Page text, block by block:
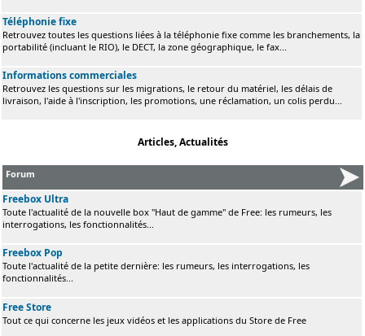
Téléphonie fixe
Retrouvez toutes les questions liées à la téléphonie fixe comme les branchements, la
portabilité (incluant le RIO), le DECT, la zone géographique, le fax...
Informations commerciales
Retrouvez les questions sur les migrations, le retour du matériel, les délais de
livraison, l'aide à l'inscription, les promotions, une réclamation, un colis perdu...
Articles, Actualités
Forum
Freebox Ultra
Toute l'actualité de la nouvelle box "Haut de gamme" de Free: les rumeurs, les
interrogations, les fonctionnalités...
Freebox Pop
Toute l'actualité de la petite dernière: les rumeurs, les interrogations, les
fonctionnalités...
Free Store
Tout ce qui concerne les jeux vidéos et les applications du Store de Free